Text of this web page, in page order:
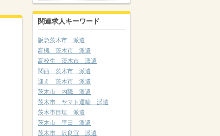
関連求人キーワード
阪急茨木市 派遣
高槻 茨木市 派遣
高校生 茨木市 派遣
関西 茨木市 派遣
迎え 茨木市 派遣
茨木市 内職 派遣
茨木市 ヤマト運輸 派遣
茨木市目垣 派遣
茨木市 平田 派遣
茨木市 沢良宜 派遣